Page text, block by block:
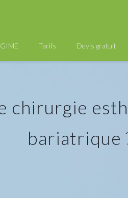
Tarifs Devis gratuit
chirurgie
bariatrique